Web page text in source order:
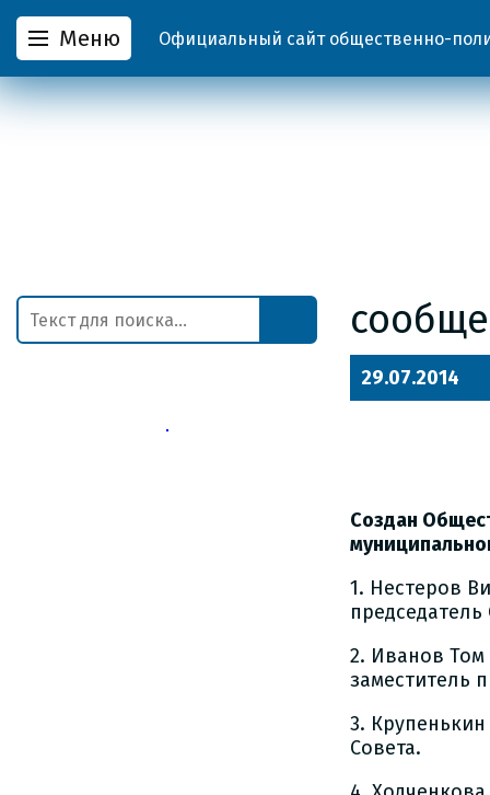
Меню Официальный сайт общественно-
29.07.2014
Создан
1. Нестеров
председатель
2. Иванов Том
заместитель
3.
Совета.